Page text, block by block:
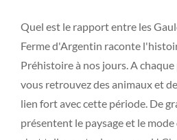
Quel est le rapport entre les
Ferme d'Argentin raconte
Préhistoire à nos jours. A
vous retrouvez des animaux et
lien fort avec cette période. De
présentent le paysage et le mode